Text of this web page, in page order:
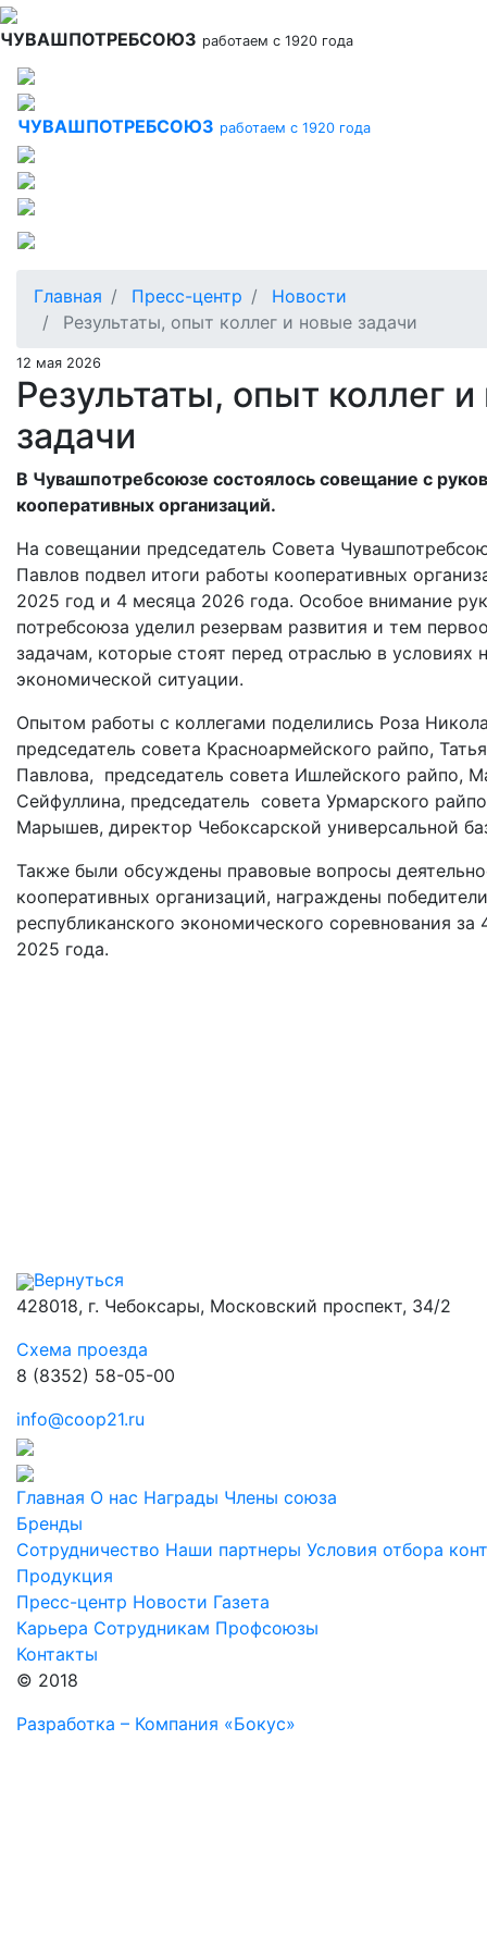
Перейти
к
основному
содержанию
ЧУВАШПОТРЕБСОЮЗ работаем с 1920 года
ЧУВАШПОТРЕБСОЮЗ работаем с 1920 года
Главная Пресс-центр
Новости
Результаты, опыт коллег и новые задачи
12 мая 2026
Результаты, опыт коллег
задачи
В Чувашпотребсоюзе состоялось совещание с
кооперативных организаций.
На совещании председатель Совета
Павлов подвел итоги работы кооперативных
2025 год и 4 месяца 2026 года. Особое внимание
потребсоюза уделил резервам развития и тем
задачам, которые стоят перед отраслью в условиях
экономической ситуации.
Опытом работы с коллегами поделились Роза
председатель совета Красноармейского райпо,
Павлова, председатель совета Ишлейского райпо,
Сейфуллина, председатель совета Урмарского
Марышев, директор Чебоксарской универсальной
Также были обсуждены правовые вопросы
кооперативных организаций, награждены победители
республиканского экономического соревнования за
2025 года.
Вернуться
428018, г. Чебоксары, Московский проспект, 34/2
Схема проезда
8 (8352) 58-05-00
info@coop21.ru
Главная О нас Награды Члены союза
Бренды
Сотрудничество Наши партнеры Условия отбора
Продукция
Пресс-центр Новости Газета
Карьера Сотрудникам Профсоюзы
Контакты
© 2018
Разработка – Компания «Бокус»